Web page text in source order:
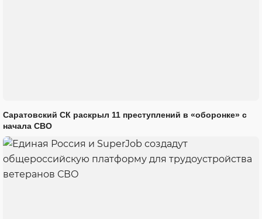
Саратовский СК раскрыл 11 преступлений в «оборонке» с
начала СВО